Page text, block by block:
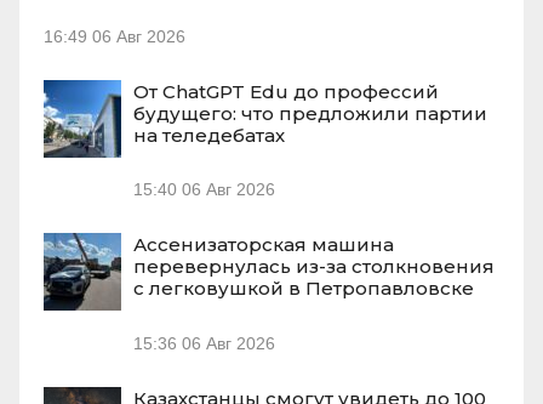
16:49 06 Авг 2026
От ChatGPT Edu до профессий
будущего: что предложили партии
на теледебатах
15:40 06 Авг 2026
Ассенизаторская машина
перевернулась из-за столкновения
с легковушкой в Петропавловске
15:36 06 Авг 2026
Казахстанцы смогут увидеть до 100